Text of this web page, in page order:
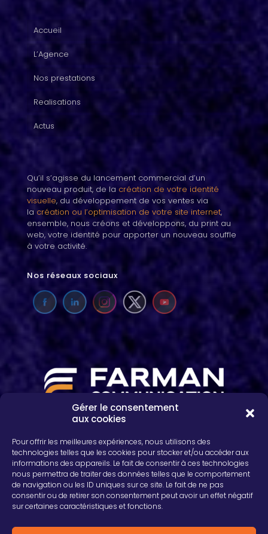
Gérer le consentement
aux cookies
Pour offrir les meilleures expériences, nous utilisons des
technologies telles que les cookies pour stocker et/ou accéder aux
informations des appareils. Le fait de consentir à ces technologies
nous permettra de traiter des données telles que le comportement
de navigation ou les ID uniques sur ce site. Le fait de ne pas
consentir ou de retirer son consentement peut avoir un effet négatif
sur certaines caractéristiques et fonctions.
Accueil
L’Agence
Nos prestations
Realisations
Actus
Qu’il s’agisse du lancement commercial d’un
nouveau produit, de la création de votre identité
visuelle, du développement de vos ventes via
la création ou l’optimisation de votre site internet,
ensemble, nous créons et développons, du print au
web, votre identité pour apporter un nouveau souffle
à votre activité.
Nos réseaux sociaux
51664 REIMS cedex
03 26 04 75 24